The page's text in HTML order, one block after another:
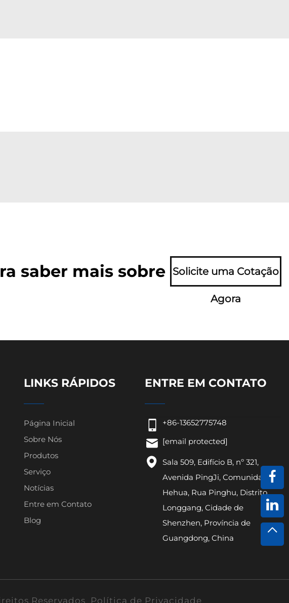
saber mais sobre
Solicite uma Cotação
Agora
LINKS RÁPIDOS
Página Inicial
Sobre Nós
Produtos
Serviço
Notícias
Entre em Contato
Blog
ENTRE EM CONTATO
+86-13652775748
[email protected]
Sala 509, Edifício B, nº 321,
Avenida PingJi, Comunidade
Hehua, Rua Pinghu, Distrito
Longgang, Cidade de
Shenzhen, Província de
Guangdong, China
Reservados Política de Privacidade